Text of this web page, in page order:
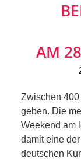
AM
Zwischen
geben. Die
Weekend am
damit eine
deutschen